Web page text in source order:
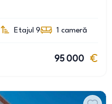
Etajul 9 1 cameră
95 000